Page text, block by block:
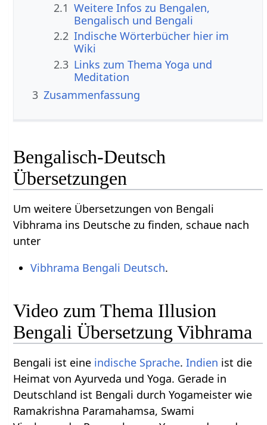
2.1 Weitere Infos zu Bengalen,
Bengalisch und Bengali
2.2 Indische Wörterbücher hier im
Wiki
2.3 Links zum Thema Yoga und
Meditation
3 Zusammenfassung
Bengalisch-Deutsch
Übersetzungen
Um weitere Übersetzungen von Bengali
Vibhrama ins Deutsche zu finden, schaue nach
unter
Vibhrama Bengali Deutsch.
Video zum Thema Illusion
Bengali Übersetzung Vibhrama
Bengali ist eine indische Sprache.Indien ist die
Heimat von Ayurveda und Yoga. Gerade in
Deutschland ist Bengali durch Yogameister wie
Ramakrishna Paramahamsa, Swami